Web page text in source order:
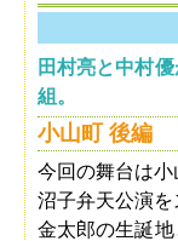
田村亮と中村
組。
小山町 後編
今回の舞台は小
沼子弁天公演を
金太郎の生誕